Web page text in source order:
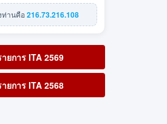
ท่านคือ216.73.216.108
ยการ ITA 2569
ยการ ITA 2568